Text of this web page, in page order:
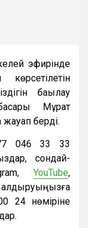
эфирінде
бақылау
Мұрат
берді.
046 33 33
сондай-
YouTube,
қалдыруыңызға
24 нөміріне